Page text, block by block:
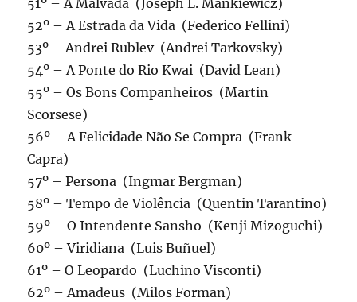
51º – A Malvada (Joseph L. Mankiewicz)
52º – A Estrada da Vida (Federico Fellini)
53º – Andrei Rublev (Andrei Tarkovsky)
54º – A Ponte do Rio Kwai (David Lean)
55º – Os Bons Companheiros (Martin
Scorsese)
56º – A Felicidade Não Se Compra (Frank
Capra)
57º – Persona (Ingmar Bergman)
58º – Tempo de Violência (Quentin Tarantino)
59º – O Intendente Sansho (Kenji Mizoguchi)
60º – Viridiana (Luis Buñuel)
61º – O Leopardo (Luchino Visconti)
62º – Amadeus (Milos Forman)